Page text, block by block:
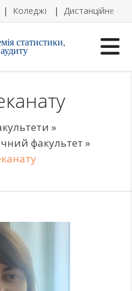
Коледжі Дистанційне
статистики,
»
факультет »